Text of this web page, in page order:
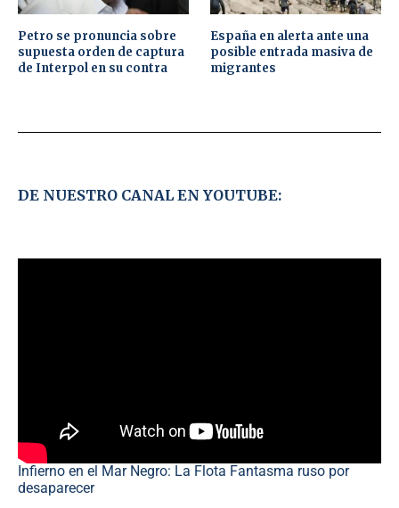
Petro se pronuncia sobre
supuesta orden de captura
de Interpol en su contra
España en alerta ante una
posible entrada masiva de
migrantes
DE NUESTRO CANAL EN YOUTUBE:
Infierno en el Mar Negro: La Flota Fantasma ruso por
desaparecer